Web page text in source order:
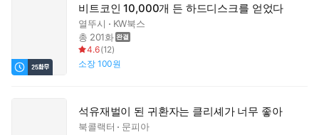
비트코인 10,000개 든 하드디스크를 얻었다
열뚜시
KW북스
총 201화
4.6(12)
소장 100원
석유재벌이 된 귀환자는 클리셰가 너무 좋아
북콜랙터
문피아